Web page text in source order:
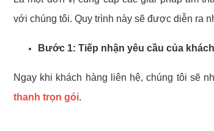
với chúng tôi. Quy trình này sẽ được diễn ra
Bước 1: Tiếp nhận yêu cầu của
Ngay khi khách hàng liên hệ, chúng tôi sẽ
thanh trọn gói.